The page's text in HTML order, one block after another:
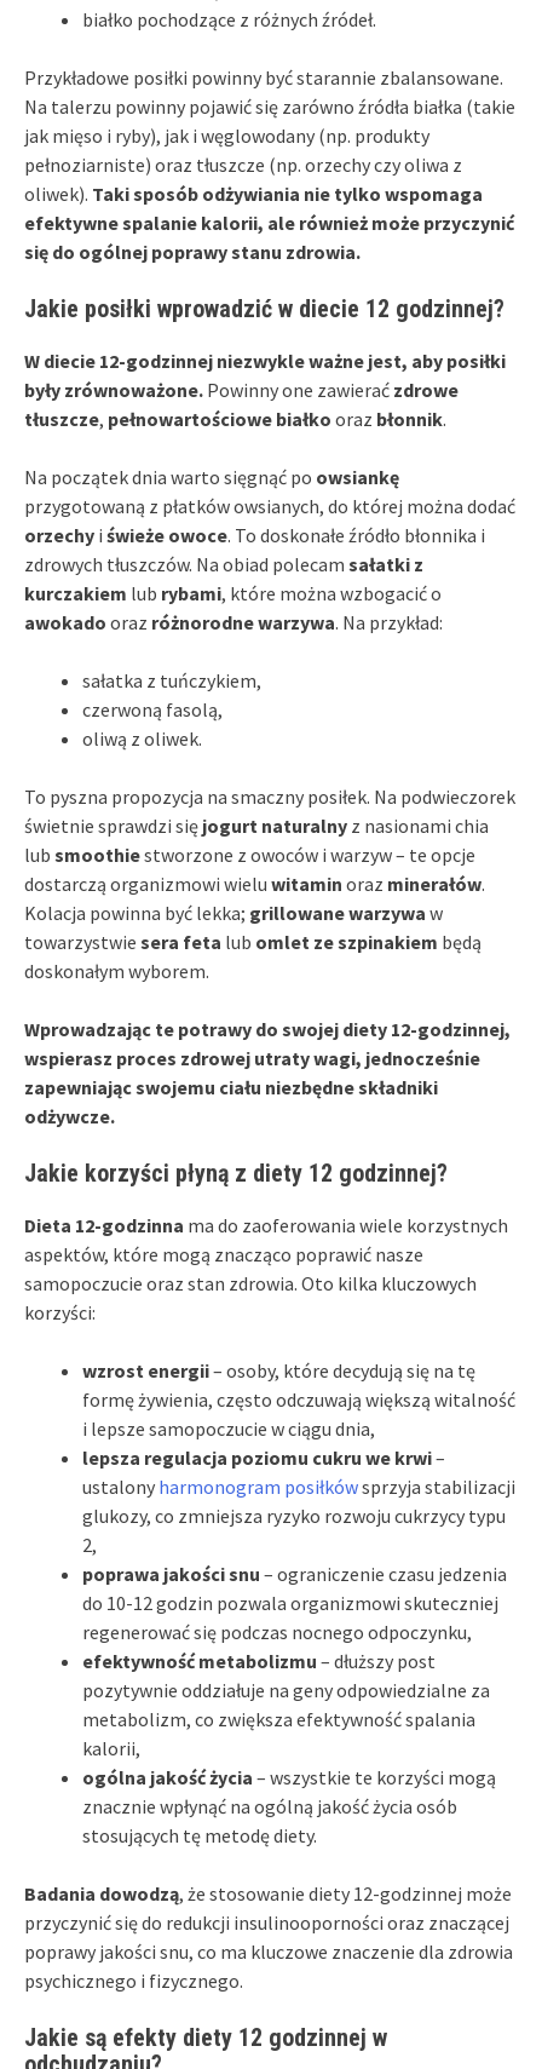
białko pochodzące z różnych źródeł.
Przykładowe posiłki powinny być starannie zbalansowane.
Na talerzu powinny pojawić się zarówno źródła białka (takie
jak mięso i ryby), jak i węglowodany (np. produkty
pełnoziarniste) oraz tłuszcze (np. orzechy czy oliwa z
oliwek). Taki sposób odżywiania nie tylko wspomaga
efektywne spalanie kalorii, ale również może przyczynić
się do ogólnej poprawy stanu zdrowia.
Jakie posiłki wprowadzić w diecie 12 godzinnej?
W diecie 12-godzinnej niezwykle ważne jest, aby posiłki
były zrównoważone. Powinny one zawierać zdrowe
tłuszcze, pełnowartościowe białko oraz błonnik.
Na początek dnia warto sięgnąć po owsiankę
przygotowaną z płatków owsianych, do której można dodać
orzechy i świeże owoce. To doskonałe źródło błonnika i
zdrowych tłuszczów. Na obiad polecam sałatki z
kurczakiem lub rybami, które można wzbogacić o
awokado oraz różnorodne warzywa. Na przykład:
sałatka z tuńczykiem,
czerwoną fasolą,
oliwą z oliwek.
To pyszna propozycja na smaczny posiłek. Na podwieczorek
świetnie sprawdzi się jogurt naturalny z nasionami chia
lub smoothiestworzone z owoców i warzyw – te opcje
dostarczą organizmowi wielu witamin oraz minerałów.
Kolacja powinna być lekka; grillowane warzywa w
towarzystwie sera feta lub omlet ze szpinakiem będą
doskonałym wyborem.
Wprowadzając te potrawy do swojej diety 12-godzinnej,
wspierasz proces zdrowej utraty wagi, jednocześnie
zapewniając swojemu ciału niezbędne składniki
odżywcze.
Jakie korzyści płyną z diety 12 godzinnej?
Dieta 12-godzinna ma do zaoferowania wiele korzystnych
aspektów, które mogą znacząco poprawić nasze
samopoczucie oraz stan zdrowia. Oto kilka kluczowych
korzyści:
wzrost energii– osoby, które decydują się na tę
formę żywienia, często odczuwają większą witalność
i lepsze samopoczucie w ciągu dnia,
lepsza regulacja poziomu cukru we krwi–
ustalony harmonogram posiłkówsprzyja stabilizacji
glukozy, co zmniejsza ryzyko rozwoju cukrzycy typu
2,
poprawa jakości snu – ograniczenie czasu jedzenia
do 10-12 godzin pozwala organizmowi skuteczniej
regenerować się podczas nocnego odpoczynku,
efektywność metabolizmu – dłuższy post
pozytywnie oddziałuje na geny odpowiedzialne za
metabolizm, co zwiększa efektywność spalania
kalorii,
ogólna jakość życia – wszystkie te korzyści mogą
znacznie wpłynąć na ogólną jakość życia osób
stosujących tę metodę diety.
Badania dowodzą, że stosowanie diety 12-godzinnej może
przyczynić się do redukcji insulinooporności oraz znaczącej
poprawy jakości snu, co ma kluczowe znaczenie dla zdrowia
psychicznego i fizycznego.
Jakie są efekty diety 12 godzinnej w